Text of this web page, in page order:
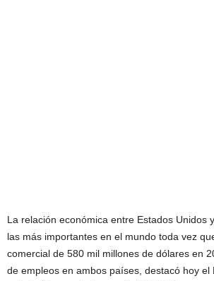
La relación económica entre Estados Unidos
las más importantes en el mundo toda vez
comercial de 580 mil millones de dólares en
de empleos en ambos países, destacó hoy el